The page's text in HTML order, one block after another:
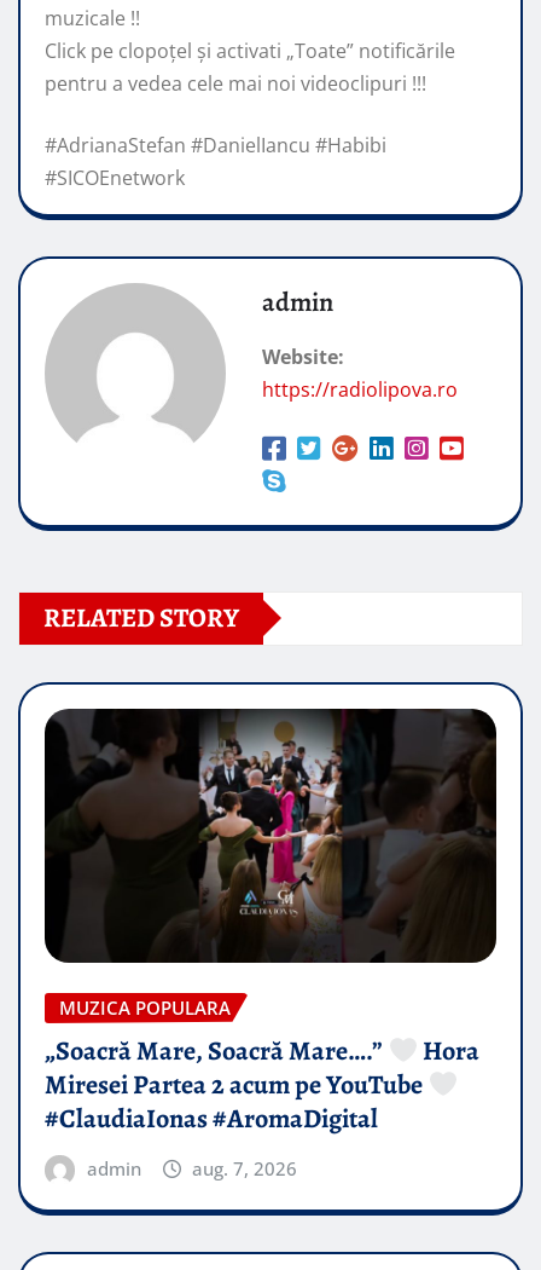
muzicale !!
Click pe clopoţel și activati „Toate” notificările
pentru a vedea cele mai noi videoclipuri !!!
#AdrianaStefan #DanielIancu #Habibi
#SICOEnetwork
admin
Website:
https://radiolipova.ro
RELATED STORY
MUZICA POPULARA
„Soacră Mare, Soacră Mare….”
Hora
Miresei Partea 2 acum pe YouTube
#ClaudiaIonas #AromaDigital
admin aug. 7, 2026